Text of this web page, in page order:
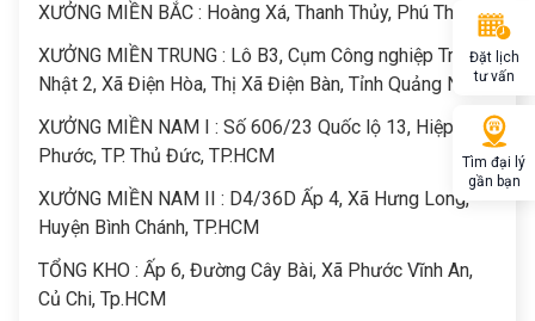
XƯỞNG MIỀN BẮC : Hoàng Xá, Thanh Thủy, Phú Thọ
XƯỞNG MIỀN TRUNG : Lô B3, Cụm Công nghiệp Trảng
Nhật 2, Xã Điện Hòa, Thị Xã Điện Bàn, Tỉnh Quảng Nam
XƯỞNG MIỀN NAM I : Số 606/23 Quốc lộ 13, Hiệp Bình
Phước, TP. Thủ Đức, TP.HCM
XƯỞNG MIỀN NAM II : D4/36D Ấp 4, Xã Hưng Long,
Huyện Bình Chánh, TP.HCM
TỔNG KHO : Ấp 6, Đường Cây Bài, Xã Phước Vĩnh An,
Củ Chi, Tp.HCM
Đặt lịch
tư vấn
Tìm đại lý
gần bạn